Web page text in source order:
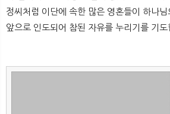
정씨처럼 이단에 속한 많은 영혼들이 하나
앞으로 인도되어 참된 자유를 누리기를 기도